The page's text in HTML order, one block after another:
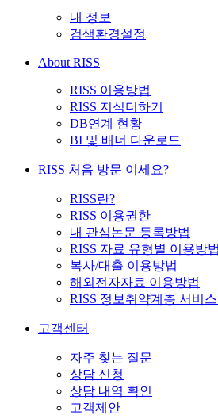
내 정보
검색환경설정
About RISS
RISS 이용방법
RISS 지식더하기
DB연계 현황
BI 및 배너 다운로드
RISS 처음 방문 이세요?
RISS란?
RISS 이용권한
내 관심논문 등록방법
RISS 자료 유형별 이용방법
복사/대출 이용방법
해외전자자료 이용방법
RISS 정보취약계층 서비
고객센터
자주 찾는 질문
상담 신청
상담 내역 확인
고객제안